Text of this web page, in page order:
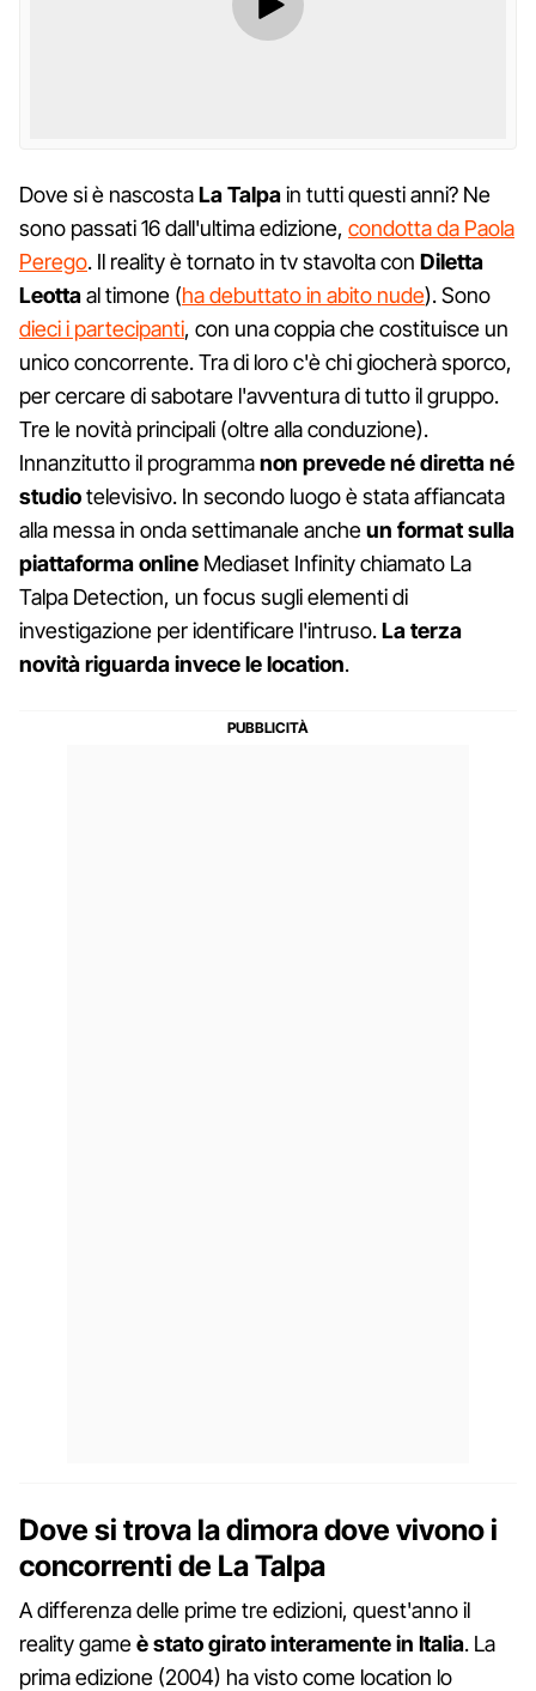
Dove si è nascostaLa Talpain tutti questi anni? Ne
sono passati 16 dall'ultima edizione, condotta da Paola
Perego. Il reality è tornato in tv stavolta con Diletta
Leottaal timone (ha debuttato in abito nude). Sono
dieci i partecipanti, con una coppia che costituisce un
unico concorrente. Tra di loro c'è chi giocherà sporco,
per cercare di sabotare l'avventura di tutto il gruppo.
Tre le novità principali (oltre alla conduzione).
Innanzitutto il programmanon prevede né diretta né
studiotelevisivo. In secondo luogo è stata affiancata
alla messa in onda settimanale ancheun format sulla
piattaforma online Mediaset Infinity chiamato La
Talpa Detection, un focus sugli elementi di
investigazione per identificare l'intruso.La terza
novità riguarda invece le location.
Dove si trova la dimora dove vivono i
concorrenti de La Talpa
A differenza delle prime tre edizioni, quest'anno il
reality gameè stato girato interamente in Italia. La
prima edizione (2004) ha visto come location lo